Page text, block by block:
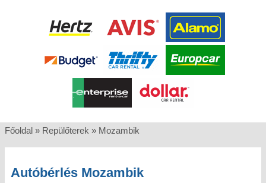
Főoldal » Repülőterek » Mozambik
Autóbérlés Mozambik